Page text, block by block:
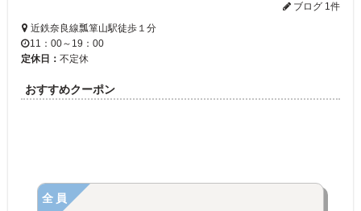
ブログ 1件
近鉄奈良線瓢箪山駅徒歩１分
11：00～19：00
定休日： 不定休
おすすめクーポン
全員